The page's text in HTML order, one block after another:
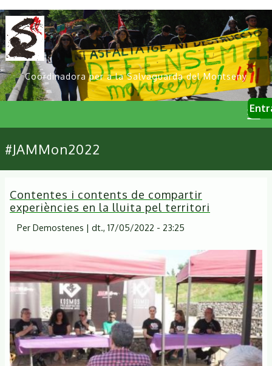
Vés
al
contingut
Coordinadora per a la Salvaguarda del Montseny
User
Primary
links
#JAMMon2022
Contentes i contents de compartir
experiències en la lluita pel territori
Per Demostenes | dt., 17/05/2022 - 23:25